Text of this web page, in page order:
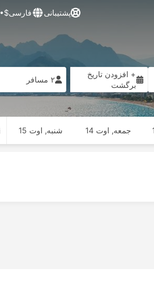
پشتیبانی فارسی$•USD
+ افزودن تاریخ
برگشت
۲ مسافر
جمعه, اوت 14 شنبه, اوت 15